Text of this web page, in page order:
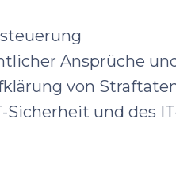
Ansprüche
von
Sicherheit und des